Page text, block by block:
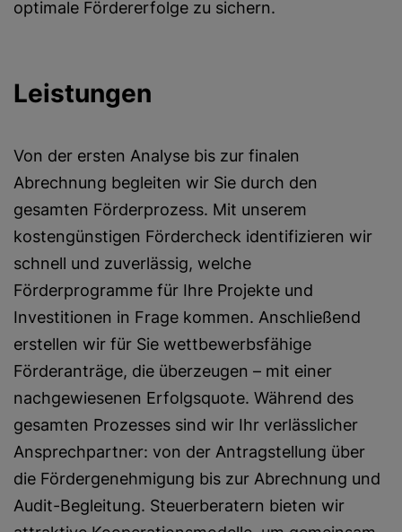
optimale Fördererfolge zu sichern.
Leistungen
Von der ersten Analyse bis zur finalen
Abrechnung begleiten wir Sie durch den
gesamten Förderprozess. Mit unserem
kostengünstigen Fördercheck identifizieren wir
schnell und zuverlässig, welche
Förderprogramme für Ihre Projekte und
Investitionen in Frage kommen. Anschließend
erstellen wir für Sie wettbewerbsfähige
Förderanträge, die überzeugen – mit einer
nachgewiesenen Erfolgsquote. Während des
gesamten Prozesses sind wir Ihr verlässlicher
Ansprechpartner: von der Antragstellung über
die Fördergenehmigung bis zur Abrechnung und
Audit-Begleitung. Steuerberatern bieten wir